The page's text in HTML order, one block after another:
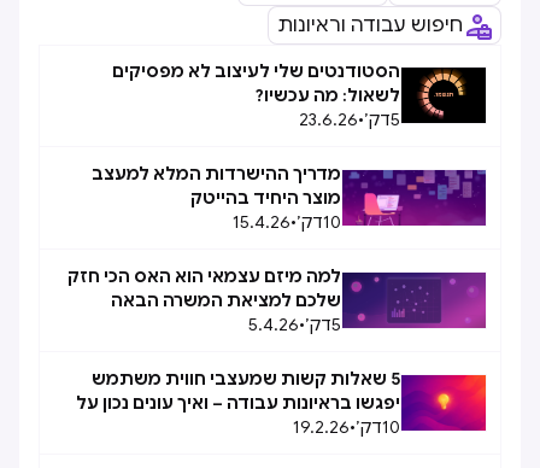
חיפוש עבודה וראיונות
הסטודנטים שלי לעיצוב לא מפסיקים
לשאול: מה עכשיו?
5דק׳•
23.6.26
מדריך ההישרדות המלא למעצב
מוצר היחיד בהייטק
10דק׳•
15.4.26
למה מיזם עצמאי הוא האס הכי חזק
שלכם למציאת המשרה הבאה
5דק׳•
5.4.26
5 שאלות קשות שמעצבי חווית משתמש
יפגשו בראיונות עבודה – ואיך עונים נכון על
כל שאלה
10דק׳•
19.2.26